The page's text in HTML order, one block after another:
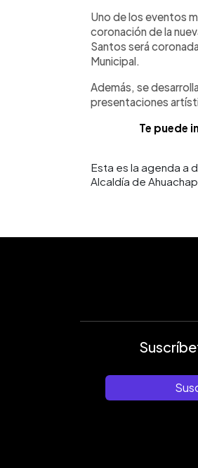
Uno de los eventos
coronación de la
Santos será
Municipal.
Además, se
presentaciones
Te puede
Esta es la agenda a
Alcaldía de